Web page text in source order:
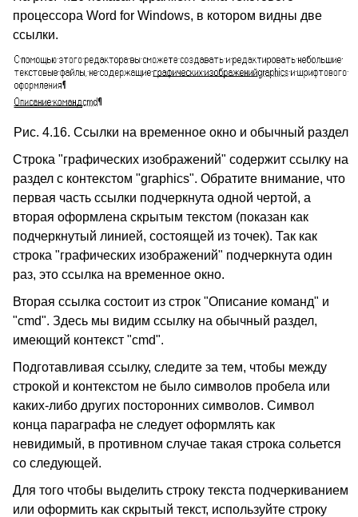
процессора Word for Windows, в котором видны две
ссылки.
Рис. 4.16. Ссылки на временное окно и обычный раздел
Строка "графических изображений" содержит ссылку на
раздел с контекстом "graphics". Обратите внимание, что
первая часть ссылки подчеркнута одной чертой, а
вторая оформлена скрытым текстом (показан как
подчеркнутый линией, состоящей из точек). Так как
строка "графических изображений" подчеркнута один
раз, это ссылка на временное окно.
Вторая ссылка состоит из строк "Описание команд" и
"cmd". Здесь мы видим ссылку на обычный раздел,
имеющий контекст "cmd".
Подготавливая ссылку, следите за тем, чтобы между
строкой и контекстом не было символов пробела или
каких-либо других посторонних символов. Символ
конца параграфа не следует оформлять как
невидимый, в противном случае такая строка сольется
со следующей.
Для того чтобы выделить строку текста подчеркиванием
или оформить как скрытый текст, используйте строку